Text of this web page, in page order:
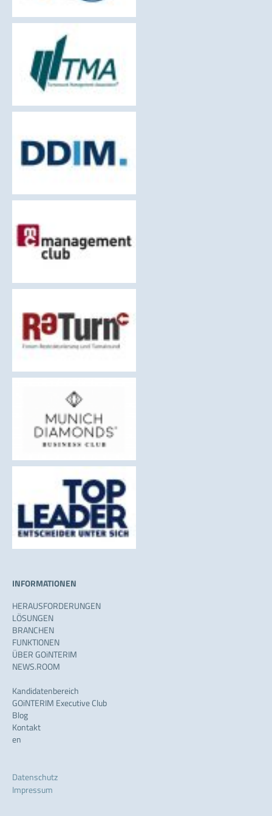
INFORMATIONEN
HERAUSFORDERUNGEN
LÖSUNGEN
BRANCHEN
FUNKTIONEN
ÜBER GOiNTERIM
NEWS.ROOM
Kandidatenbereich
GOiNTERIM Executive Club
Blog
Kontakt
en
Datenschutz
Impressum